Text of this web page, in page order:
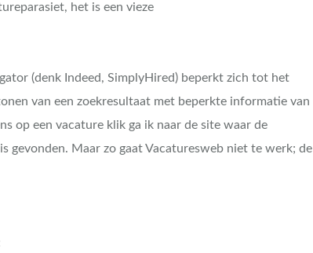
het is een vieze
(denk Indeed, SimplyHired) beperkt zich tot het
van een zoekresultaat met beperkte informatie van
op een vacature klik ga ik naar de site waar de
gevonden. Maar zo gaat Vacaturesweb niet te werk; de